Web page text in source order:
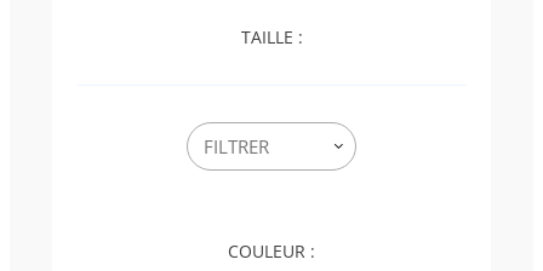
TAILLE :
COULEUR :